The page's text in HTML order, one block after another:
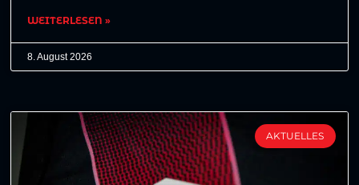
WEITERLESEN »
8. August 2026
AKTUELLES